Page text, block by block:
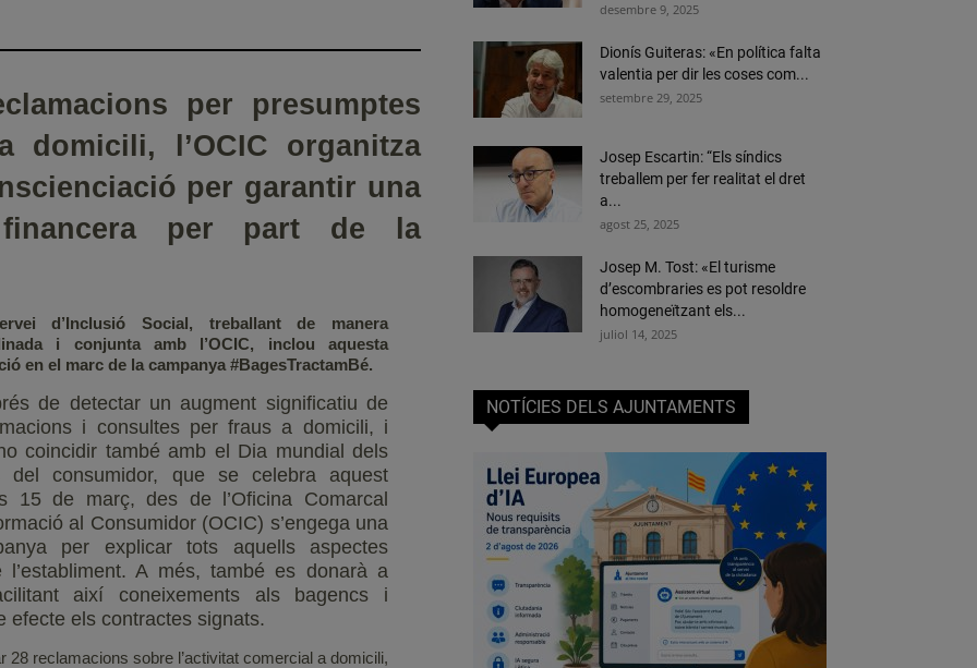
per presumptes
domicili, l’OCIC organitza
per garantir una
financera per part de la
d’Inclusió Social, treballant de manera
i conjunta amb l’OCIC, inclou aquesta
en el marc de la campanya #BagesTractamBé.
de detectar un augment significatiu de
i consultes per fraus a domicili, i
coincidir també amb el Dia mundial dels
del consumidor, que se celebra aquest
15 de març, des de l’Oficina Comarcal
al Consumidor (OCIC) s’engega una
per explicar tots aquells aspectes
A més, també es donarà a
així coneixements als bagencs i
efecte els contractes signats.
28 reclamacions sobre l’activitat comercial a domicili,
desembre 9, 2025
Dionís Guiteras: «En política falta
valentia per dir les coses com...
setembre 29, 2025
Josep Escartin: “Els síndics
treballem per fer realitat el dret
a...
agost 25, 2025
Josep M. Tost: «El turisme
d’escombraries es pot resoldre
homogeneïtzant els...
juliol 14, 2025
NOTÍCIES DELS AJUNTAMENTS